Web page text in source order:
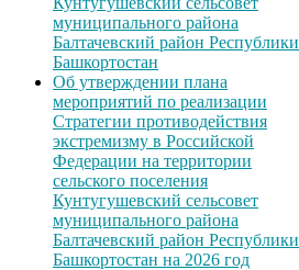
муниципального района
Балтачевский район Республики
Башкортостан
Об утверждении плана
мероприятий по реализации
Стратегии противодействия
экстремизму в Российской
Федерации на территории
сельского поселения
Кунтугушевский сельсовет
муниципального района
Балтачевский район Республики
Башкортостан на 2026 год